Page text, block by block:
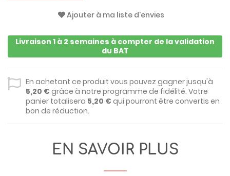
Ajouter à ma liste d'envies
Livraison 1 à 2 semaines à compter de la validation
du BAT
En achetant ce produit vous pouvez gagner jusqu'à
5,20 €grâce à notre programme de fidélité. Votre
panier totalisera 5,20 €qui pourront être convertis en
bon de réduction.
EN SAVOIR PLUS